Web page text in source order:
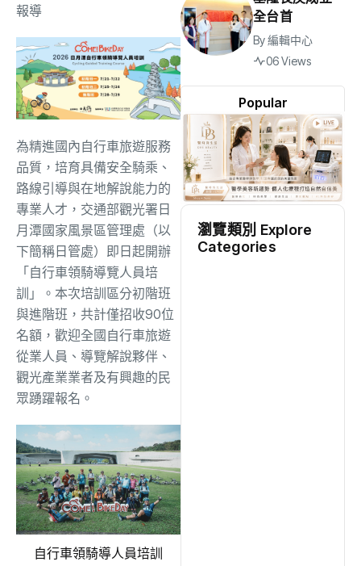
報導
為精進國內自行車旅遊服務
品質，培育具備安全騎乘、
路線引導與在地解說能力的
專業人才，交通部觀光署日
月潭國家風景區管理處（以
下簡稱日管處）即日起開辦
「自行車領騎導覽人員培
訓」。本次培訓區分初階班
與進階班，共計僅招收90位
名額，歡迎全國自行車旅遊
從業人員、導覽解說夥伴、
觀光產業業者及有興趣的民
眾踴躍報名。
自行車領騎導人員培訓
Popular
全台首
By編輯中心
06 Views
瀏覽類別 Explore
Categories